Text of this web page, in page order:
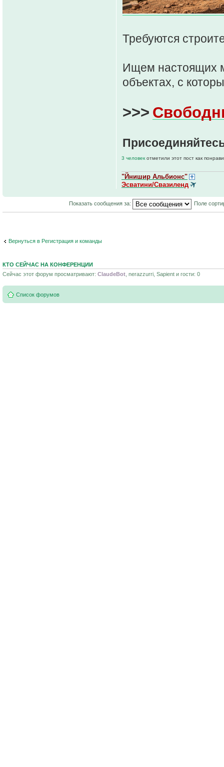
Требуются
Ищем настоящих
объектах, с
>>>
3 человекотметили этот пост как
"Йнишир Альбионс"
Эсватини/Свазиленд
Показать сообщения за: Поле
Вернуться в Регистрация и команды
КТО СЕЙЧАС НА КОНФЕРЕНЦИИ
Сейчас этот форум просматривают: ClaudeBot , nerazzurri, Sapient и гости: 0
Список форумов